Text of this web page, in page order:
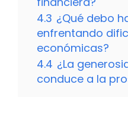
4.3 ¿Qué debo
enfrentando
económicas?
4.4 ¿La
conduce a la